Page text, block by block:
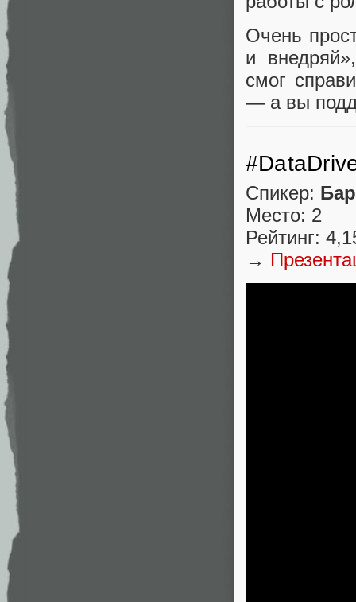
Очень
и
смог
— а вы
Спикер:
Место: 2
Рейтинг:
→